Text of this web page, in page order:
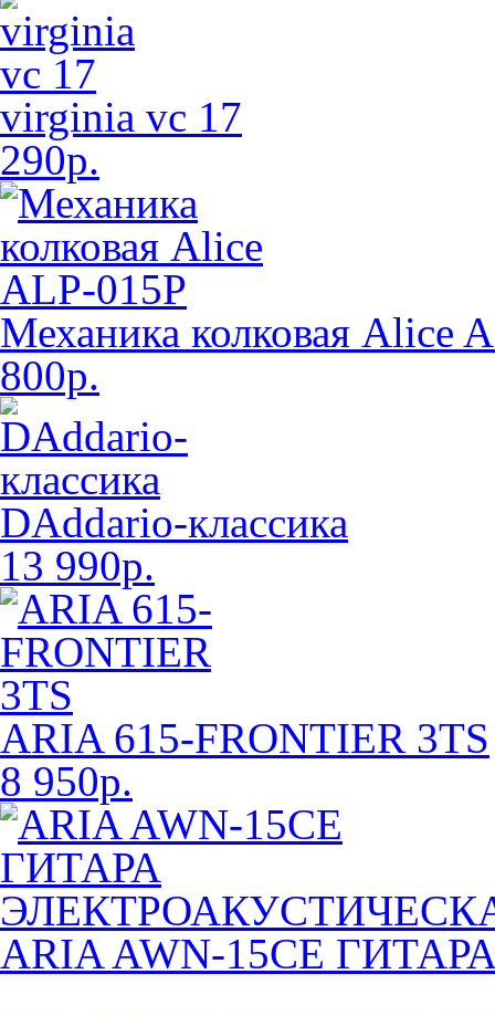
virginia vc 17
290р.
Механика колковая Alice
800р.
DAddario-классика
13 990р.
ARIA 615-FRONTIER 3TS
8 950р.
ARIA AWN-15CE